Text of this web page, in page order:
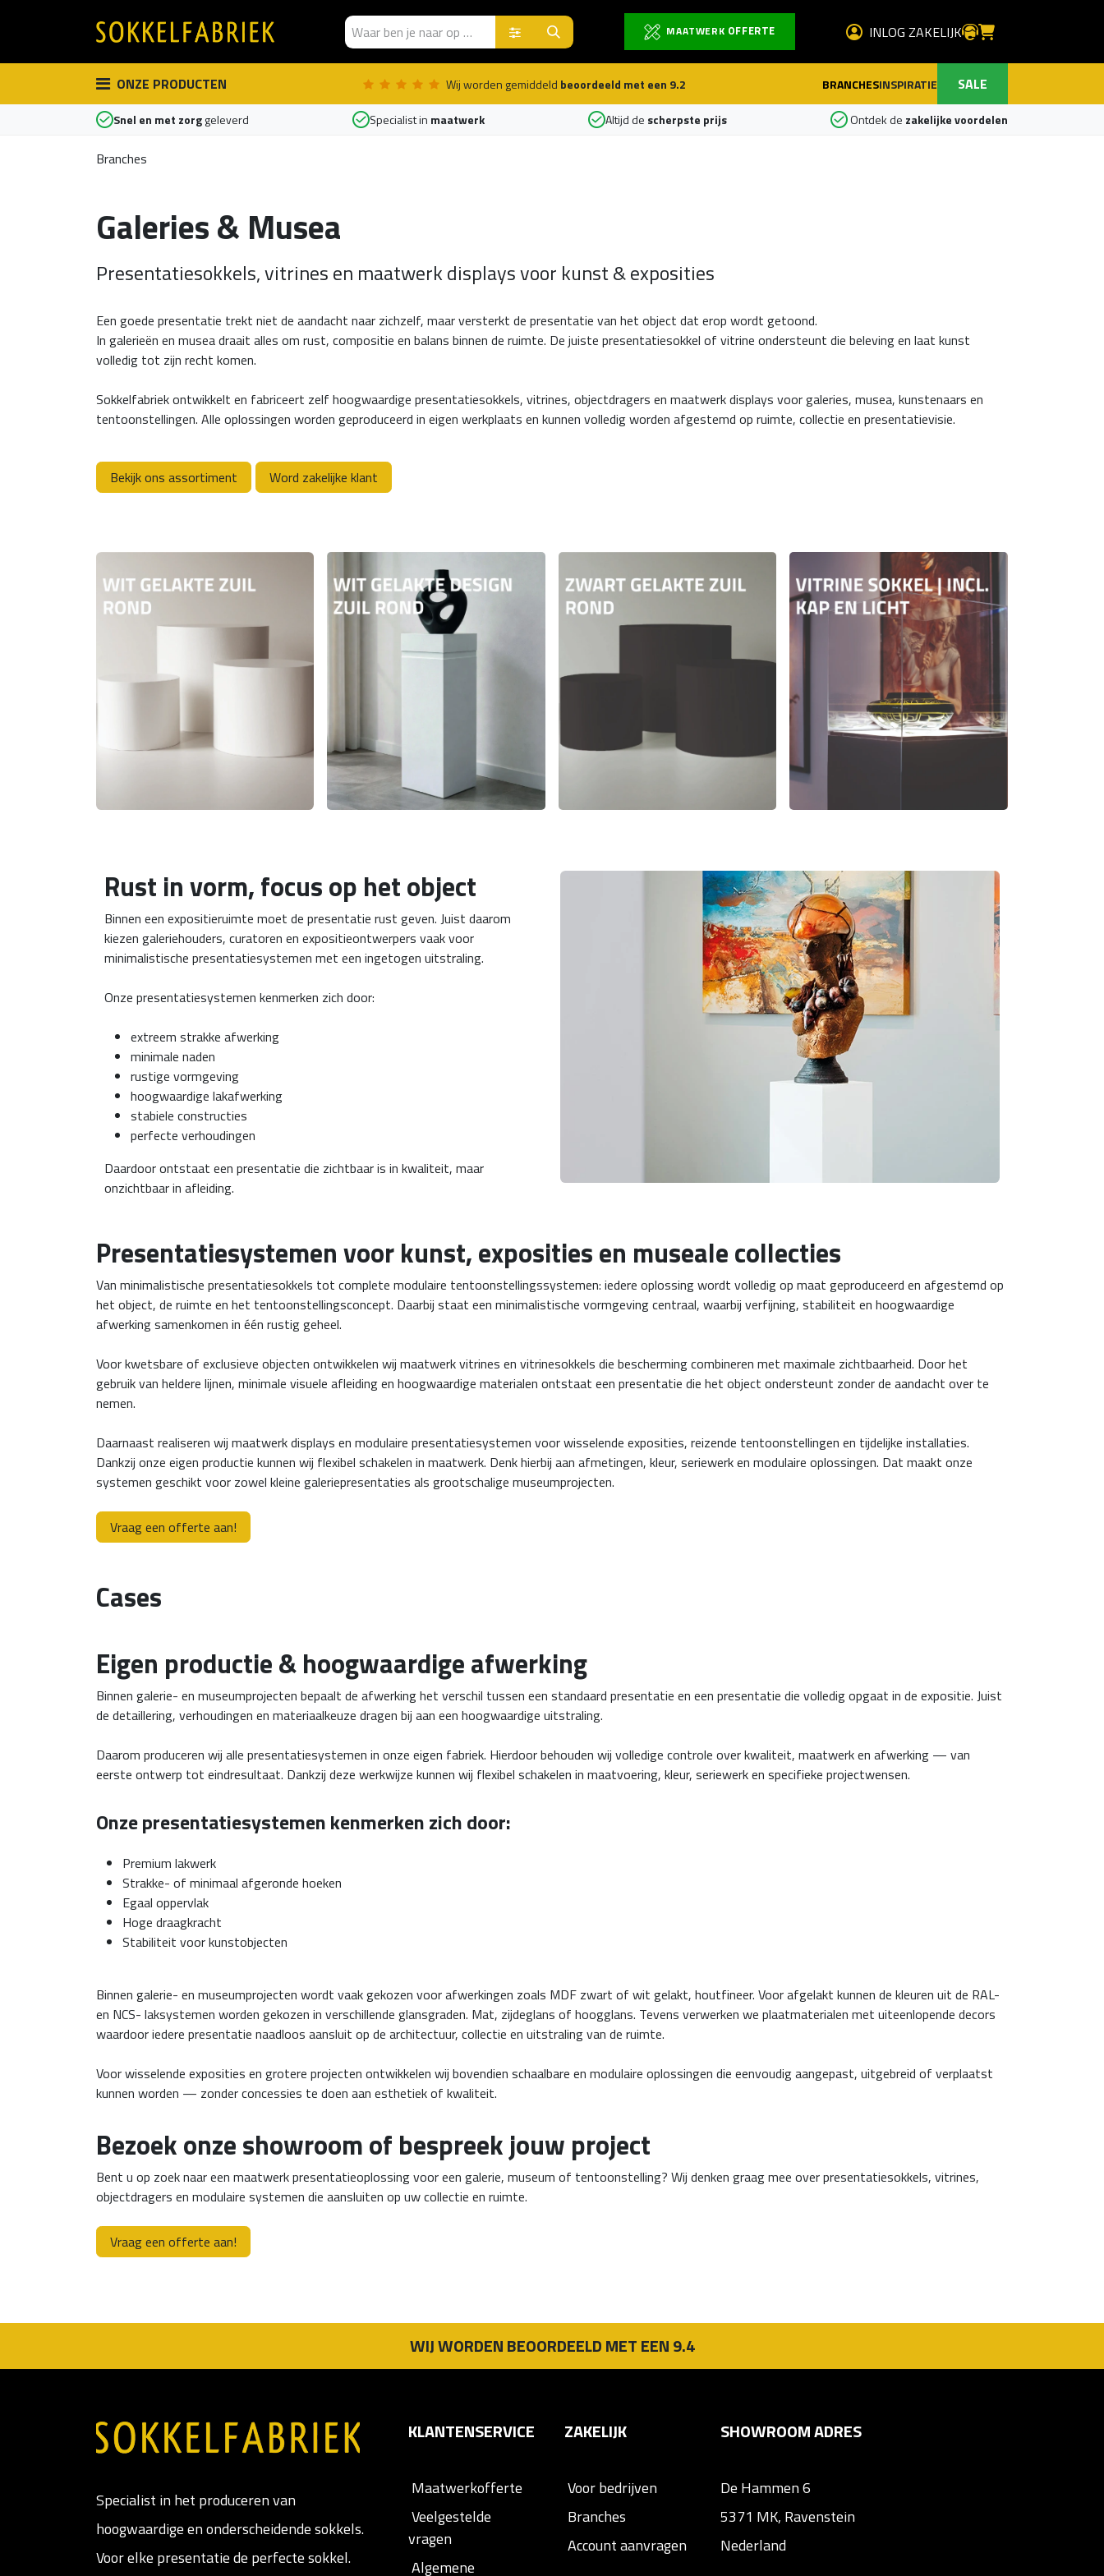
Producten
MAATWERK OFFERTE INLOG ZAKELIJK
ONZE PRODUCTEN Wij worden gemiddeld beoordeeld met een 9.2 BRANCHESINSPIRATIE SALE
Snel en met zorggeleverd Specialist in maatwerk Altijd de scherpste prijs Ontdek de zakelijke voordelen
Branches
Galeries & Musea
Presentatiesokkels, vitrines en maatwerk displays voor kunst & exposities
Een goede presentatie trekt niet de aandacht naar zichzelf, maar versterkt de presentatie van het object dat erop wordt getoond.
In galerieën en musea draait alles om rust, compositie en balans binnen de ruimte. De juiste presentatiesokkel of vitrine ondersteunt die beleving en laat kunst
volledig tot zijn recht komen.
Sokkelfabriek ontwikkelt en fabriceert zelf hoogwaardige presentatiesokkels, vitrines, objectdragers en maatwerk displays voor galeries, musea, kunstenaars en
tentoonstellingen. Alle oplossingen worden geproduceerd in eigen werkplaats en kunnen volledig worden afgestemd op ruimte, collectie en presentatievisie.
Bekijk ons assortiment Word zakelijke klant
Rust in vorm, focus op het object
Binnen een expositieruimte moet de presentatie rust geven. Juist daarom
kiezen galeriehouders, curatoren en expositieontwerpers vaak voor
minimalistische presentatiesystemen met een ingetogen uitstraling.
Onze presentatiesystemen kenmerken zich door:
extreem strakke afwerking
minimale naden
rustige vormgeving
hoogwaardige lakafwerking
stabiele constructies
perfecte verhoudingen
Daardoor ontstaat een presentatie die zichtbaar is in kwaliteit, maar
onzichtbaar in afleiding.
Presentatiesystemen voor kunst, exposities en museale collecties
Van minimalistische presentatiesokkels tot complete modulaire tentoonstellingssystemen: iedere oplossing wordt volledig op maat geproduceerd en afgestemd op
het object, de ruimte en het tentoonstellingsconcept. Daarbij staat een minimalistische vormgeving centraal, waarbij verfijning, stabiliteit en hoogwaardige
afwerking samenkomen in één rustig geheel.
Voor kwetsbare of exclusieve objecten ontwikkelen wij maatwerk vitrines en vitrinesokkels die bescherming combineren met maximale zichtbaarheid. Door het
gebruik van heldere lijnen, minimale visuele afleiding en hoogwaardige materialen ontstaat een presentatie die het object ondersteunt zonder de aandacht over te
nemen.
Daarnaast realiseren wij maatwerk displays en modulaire presentatiesystemen voor wisselende exposities, reizende tentoonstellingen en tijdelijke installaties.
Dankzij onze eigen productie kunnen wij flexibel schakelen in maatwerk. Denk hierbij aan afmetingen, kleur, seriewerk en modulaire oplossingen. Dat maakt onze
systemen geschikt voor zowel kleine galeriepresentaties als grootschalige museumprojecten.
Vraag een offerte aan!
Cases
Eigen productie & hoogwaardige afwerking
Binnen galerie- en museumprojecten bepaalt de afwerking het verschil tussen een standaard presentatie en een presentatie die volledig opgaat in de expositie. Juist
de detaillering, verhoudingen en materiaalkeuze dragen bij aan een hoogwaardige uitstraling.
Daarom produceren wij alle presentatiesystemen in onze eigen fabriek. Hierdoor behouden wij volledige controle over kwaliteit, maatwerk en afwerking — van
eerste ontwerp tot eindresultaat. Dankzij deze werkwijze kunnen wij flexibel schakelen in maatvoering, kleur, seriewerk en specifieke projectwensen.
Onze presentatiesystemen kenmerken zich door:
Premium lakwerk
Strakke- of minimaal afgeronde hoeken
Egaal oppervlak
Hoge draagkracht
Stabiliteit voor kunstobjecten
Binnen galerie- en museumprojecten wordt vaak gekozen voor afwerkingen zoals MDF zwart of wit gelakt, houtfineer. Voor afgelakt kunnen de kleuren uit de RAL-
en NCS- laksystemen worden gekozen in verschillende glansgraden. Mat, zijdeglans of hoogglans. Tevens verwerken we plaatmaterialen met uiteenlopende decors
waardoor iedere presentatie naadloos aansluit op de architectuur, collectie en uitstraling van de ruimte.
Voor wisselende exposities en grotere projecten ontwikkelen wij bovendien schaalbare en modulaire oplossingen die eenvoudig aangepast, uitgebreid of verplaatst
kunnen worden — zonder concessies te doen aan esthetiek of kwaliteit.
Bezoek onze showroom of bespreek jouw project
Bent u op zoek naar een maatwerk presentatieoplossing voor een galerie, museum of tentoonstelling? Wij denken graag mee over presentatiesokkels, vitrines,
objectdragers en modulaire systemen die aansluiten op uw collectie en ruimte.
Vraag een offerte aan!
WIJ WORDEN BEOORDEELD MET EEN 9.4
Specialist in het produceren van
hoogwaardige en onderscheidende sokkels.
Voor elke presentatie de perfecte sokkel.
KLANTENSERVICE
Maatwerkofferte
Veelgestelde
vragen
Algemene
ZAKELIJK
Voor bedrijven
Branches
Account aanvragen
SHOWROOM ADRES
De Hammen 6
5371 MK, Ravenstein
Nederland